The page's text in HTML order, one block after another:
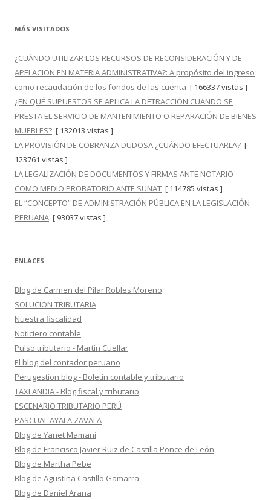
MÁS VISITADOS
¿CUÁNDO UTILIZAR LOS RECURSOS DE RECONSIDERACIÓN Y DE
APELACIÓN EN MATERIA ADMINISTRATIVA?: A propósito del ingreso
como recaudación de los fondos de las cuenta [ 166337 vistas ]
¿EN QUÉ SUPUESTOS SE APLICA LA DETRACCIÓN CUANDO SE
PRESTA EL SERVICIO DE MANTENIMIENTO O REPARACIÓN DE BIENES
MUEBLES? [ 132013 vistas ]
LA PROVISIÓN DE COBRANZA DUDOSA ¿CUÁNDO EFECTUARLA? [
123761 vistas ]
LA LEGALIZACIÓN DE DOCUMENTOS Y FIRMAS ANTE NOTARIO
COMO MEDIO PROBATORIO ANTE SUNAT [ 114785 vistas ]
EL “CONCEPTO” DE ADMINISTRACIÓN PÚBLICA EN LA LEGISLACIÓN
PERUANA [ 93037 vistas ]
ENLACES
Blog de Carmen del Pilar Robles Moreno
SOLUCION TRIBUTARIA
Nuestra fiscalidad
Noticiero contable
Pulso tributario - Martín Cuellar
El blog del contador peruano
Perugestion.blog - Boletín contable y tributario
TAXLANDIA - Blog fiscal y tributario
ESCENARIO TRIBUTARIO PERÚ
PASCUAL AYALA ZAVALA
Blog de Yanet Mamani
Blog de Francisco Javier Ruiz de Castilla Ponce de León
Blog de Martha Pebe
Blog de Agustina Castillo Gamarra
Blog de Daniel Arana